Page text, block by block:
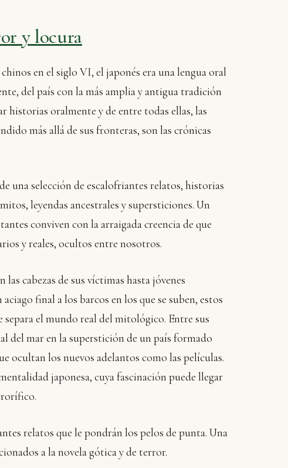
y locura
en el siglo VI, el japonés era una lengua oral
del país con la más amplia y antigua tradición
historias oralmente y de entre todas ellas, las
más allá de sus fronteras, son las crónicas
una selección de escalofriantes relatos, historias
leyendas ancestrales y supersticiones. Un
conviven con la arraigada creencia de que
y reales, ocultos entre nosotros.
cabezas de sus víctimas hasta jóvenes
final a los barcos en los que se suben, estos
separa el mundo real del mitológico. Entre sus
del mar en la superstición de un país formado
ocultan los nuevos adelantos como las películas.
japonesa, cuya fascinación puede llegar
relatos que le pondrán los pelos de punta. Una
a la novela gótica y de terror.